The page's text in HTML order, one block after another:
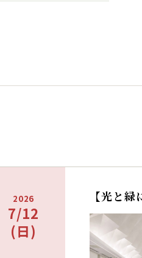
2026
7/12
(日)
【光と